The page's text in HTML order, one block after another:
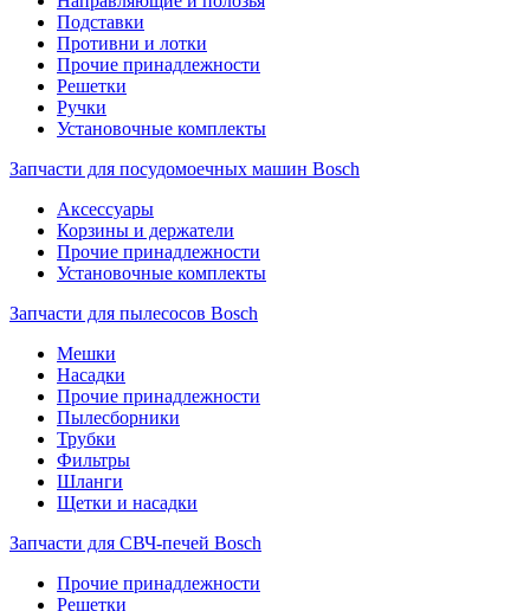
Подставки
Противни и лотки
Прочие принадлежности
Решетки
Ручки
Установочные комплекты
Запчасти для посудомоечных машин Bosch
Аксессуары
Корзины и держатели
Прочие принадлежности
Установочные комплекты
Запчасти для пылесосов Bosch
Мешки
Насадки
Прочие принадлежности
Пылесборники
Трубки
Фильтры
Шланги
Щетки и насадки
Запчасти для СВЧ-печей Bosch
Прочие принадлежности
Решетки